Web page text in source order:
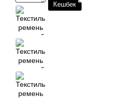
Кешбек